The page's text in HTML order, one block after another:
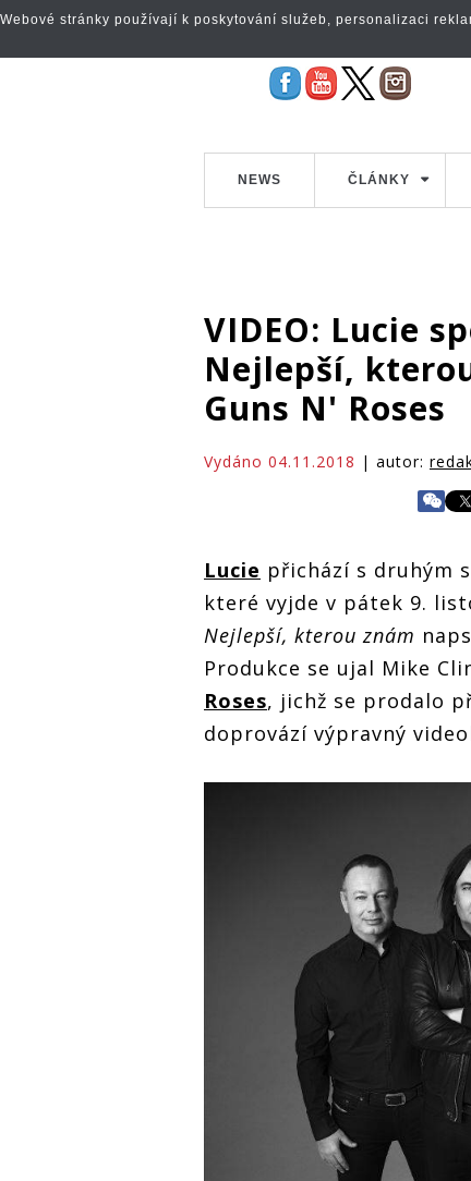
NEWS ČLÁNKY
VIDEO: Lucie
Nejlepší,
Guns N' Roses
Vydáno 04.11.2018 | autor:
Lucie přichází s druhým
které vyjde v pátek 9.
Nejlepší, kterou znám
Produkce se ujal Mike
Roses, jichž se prodalo
doprovází výpravný
Webové stránky používají k poskytování služeb, personalizaci